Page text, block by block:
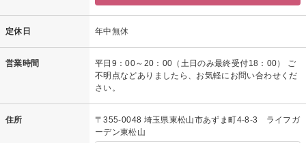
定休日 年中無休
営業時間
平日9：00～20：00（土日のみ最終受付18：00） ご
不明点などありましたら、お気軽にお問い合わせくだ
さい。
住所
〒355-0048 埼玉県東松山市あずま町4-8-3 ライフガ
ーデン東松山